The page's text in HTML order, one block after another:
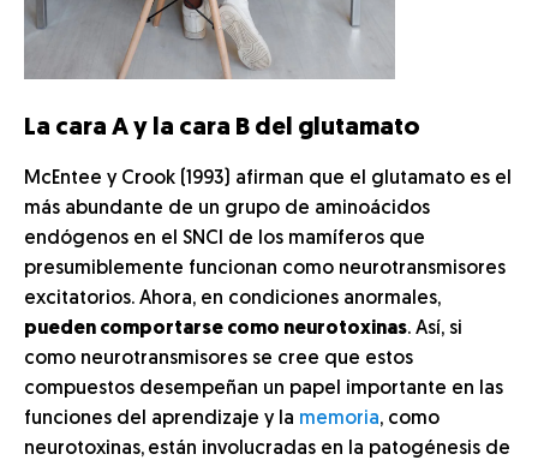
La cara A y la cara B del glutamato
McEntee y Crook (1993) afirman que el glutamato es el
más abundante de un grupo de aminoácidos
endógenos en el SNCl de los mamíferos que
presumiblemente funcionan como neurotransmisores
excitatorios. Ahora, en condiciones anormales,
pueden comportarse como neurotoxinas. Así, si
como neurotransmisores se cree que estos
compuestos desempeñan un papel importante en las
funciones del aprendizaje y la memoria, como
neurotoxinas, están involucradas en la patogénesis de